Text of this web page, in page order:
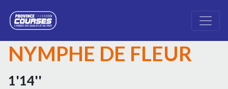
NYMPHE DE FLEUR
1'14''